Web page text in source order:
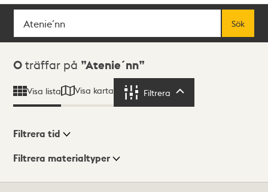
Sök
Sök
Sökresultat
0 träffar på Atenie´nn
Visa lista Visa karta Filtrera
Visningsläge
Filtrera tid
Filtrera materialtyper